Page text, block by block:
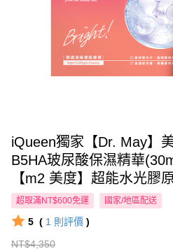
iQueen獨家【Dr. May】
B5HA玻尿酸保濕精華
【m2 美度】超能水光膠
薦 女人我最大節目 小布老
超取滿NT$600免運 國家/地區配送
5 ( 1 則評價 )
NT$4,350